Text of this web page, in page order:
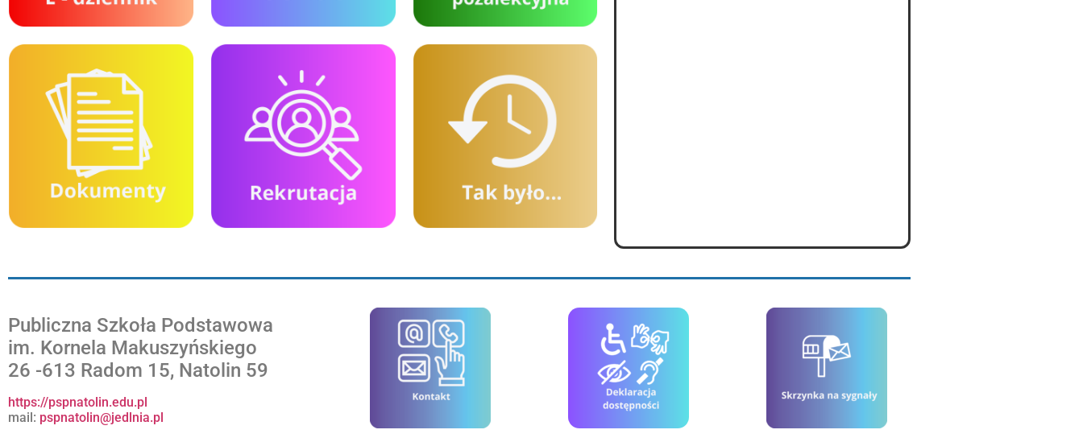
Publiczna Szkoła Podstawowa
im. Kornela Makuszyńskiego
26 -613 Radom 15, Natolin 59
https://pspnatolin.edu.pl
mail: pspnatolin@jedlnia.pl